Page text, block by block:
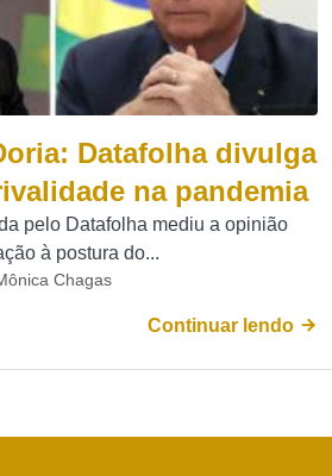
Datafolha divulga
na pandemia
pelo Datafolha mediu a opinião
à postura do...
Chagas
Continuar lendo